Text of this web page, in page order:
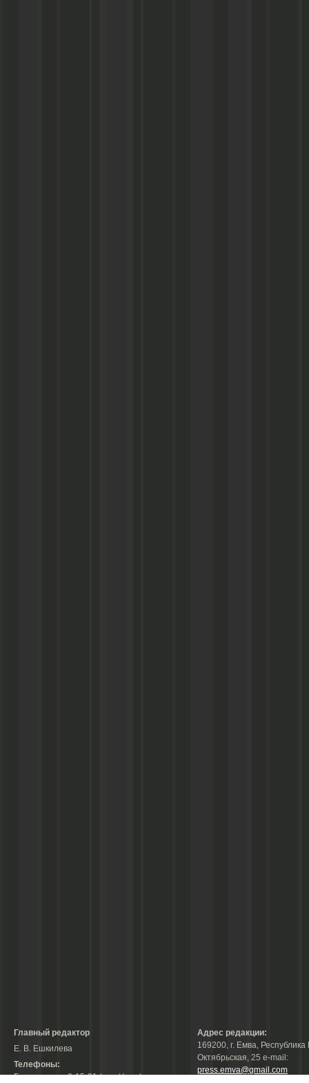
Главный редактор
Е. В. Ешкилева
Телефоны:
Гл. редактор: 2-15-31 (тел./факс);
Адрес редакции:
169200, г. Емва, Республика
Октябрьская, 25 е-mail:
press.emva@gmail.com